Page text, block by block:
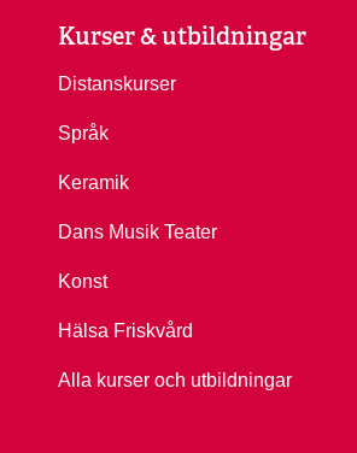
Kurser & utbildningar
Distanskurser
Språk
Keramik
Dans Musik Teater
Konst
Hälsa Friskvård
Alla kurser och utbildningar